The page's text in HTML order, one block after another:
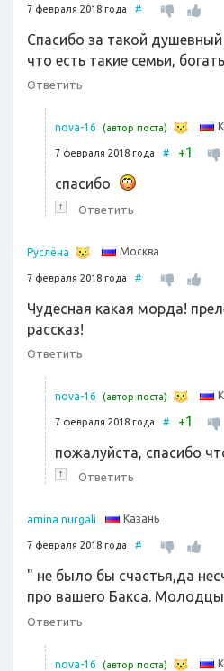
7 февраля 2018 года #
Спасибо за такой душевный
что есть такие семьи,
Ответить
nova-16 (автор поста)
7 февраля 2018 года # +1
спасибо
↑ Ответить
Руслёна Москва
7 февраля 2018 года #
Чудесная какая морда!
рассказ!
Ответить
nova-16 (автор поста)
7 февраля 2018 года # +1
пожалуйста, спасибо
↑ Ответить
amina nurgali Казань
7 февраля 2018 года #
" не было бы счастья,да
про вашего Бакса.
Ответить
nova-16 (автор поста)